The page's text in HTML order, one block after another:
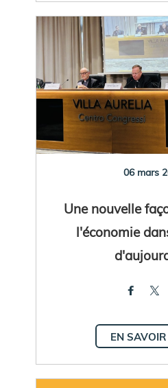
06 mars
Une nouvelle
l'économie
EN